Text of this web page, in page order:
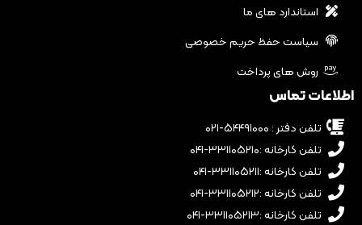
استاندارد های ما
سیاست حفظ حریم خصوصی
روش های پرداخت
اطلاعات تماس
تلفن دفتر : ۵۴۴۹۱۰۰۰-۰۲۱
تلفن کارخانه :۳۳۱۱۰۵۲۱۰-۰۴۱
تلفن کارخانه :۳۳۱۱۰۵۲۱۱-۰۴۱
تلفن کارخانه :۳۳۱۱۰۵۲۱۲-۰۴۱
تلفن کارخانه :۳۳۱۱۰۵۲۱۳-۰۴۱